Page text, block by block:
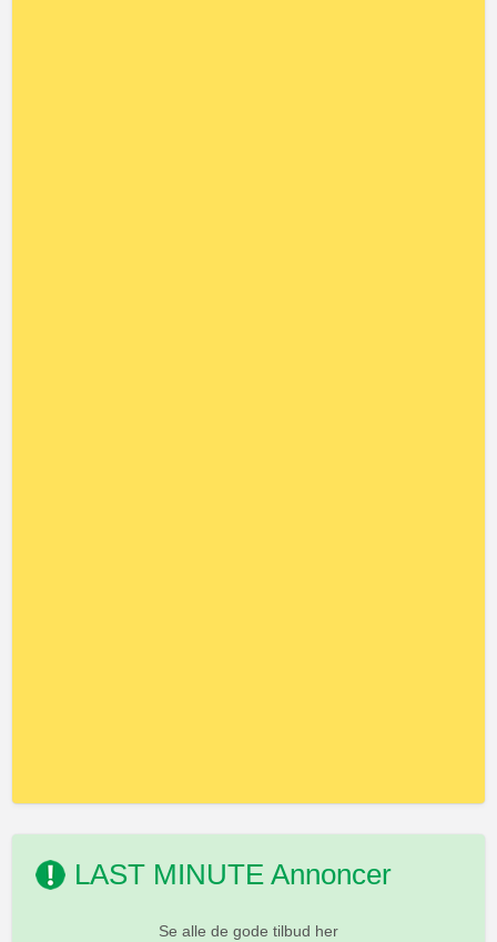
LAST MINUTE Annoncer
Se alle de gode tilbud her